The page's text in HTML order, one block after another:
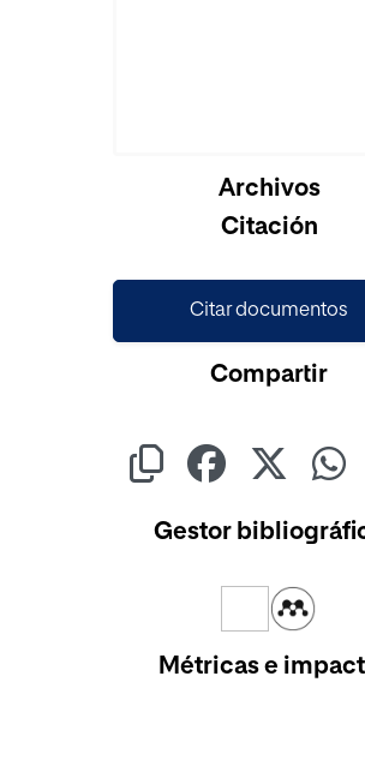
Archivos
Citación
Citar documentos
Compartir
Gestor
Métricas e